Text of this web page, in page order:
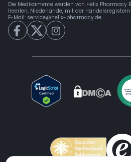
Die Medikamente werden von Helix Pharmacy
Heerlen, Niederlande, mit der
E-Mail: service@helix-pharmacy.de